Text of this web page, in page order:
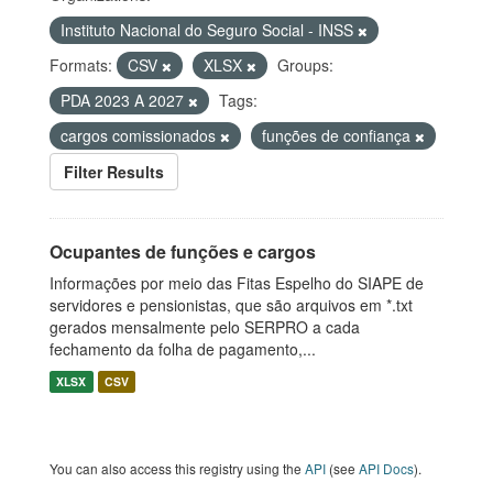
Instituto Nacional do Seguro Social - INSS
Formats:
CSV XLSX
Groups:
PDA 2023 A 2027
Tags:
cargos comissionados
funções de confiança
Filter Results
Ocupantes de funções e cargos
Informações por meio das Fitas Espelho do SIAPE de
servidores e pensionistas, que são arquivos em *.txt
gerados mensalmente pelo SERPRO a cada
fechamento da folha de pagamento,...
XLSX CSV
You can also access this registry using the API (see API Docs).